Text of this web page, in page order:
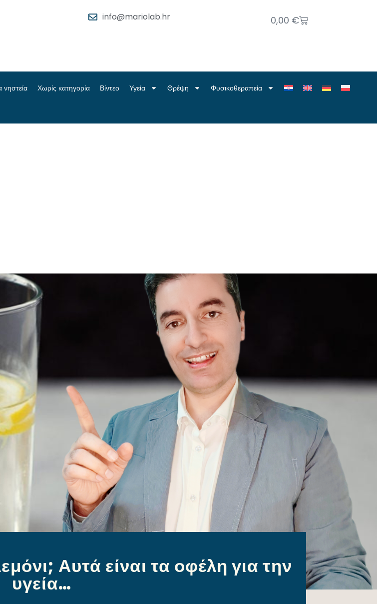
info@mariolab.hr 0,00 €
νηστεία Χωρίς κατηγορία Βίντεο Υγεία Θρέψη Φυσικοθεραπεία
Αυτά είναι τα οφέλη για την
υγεία…